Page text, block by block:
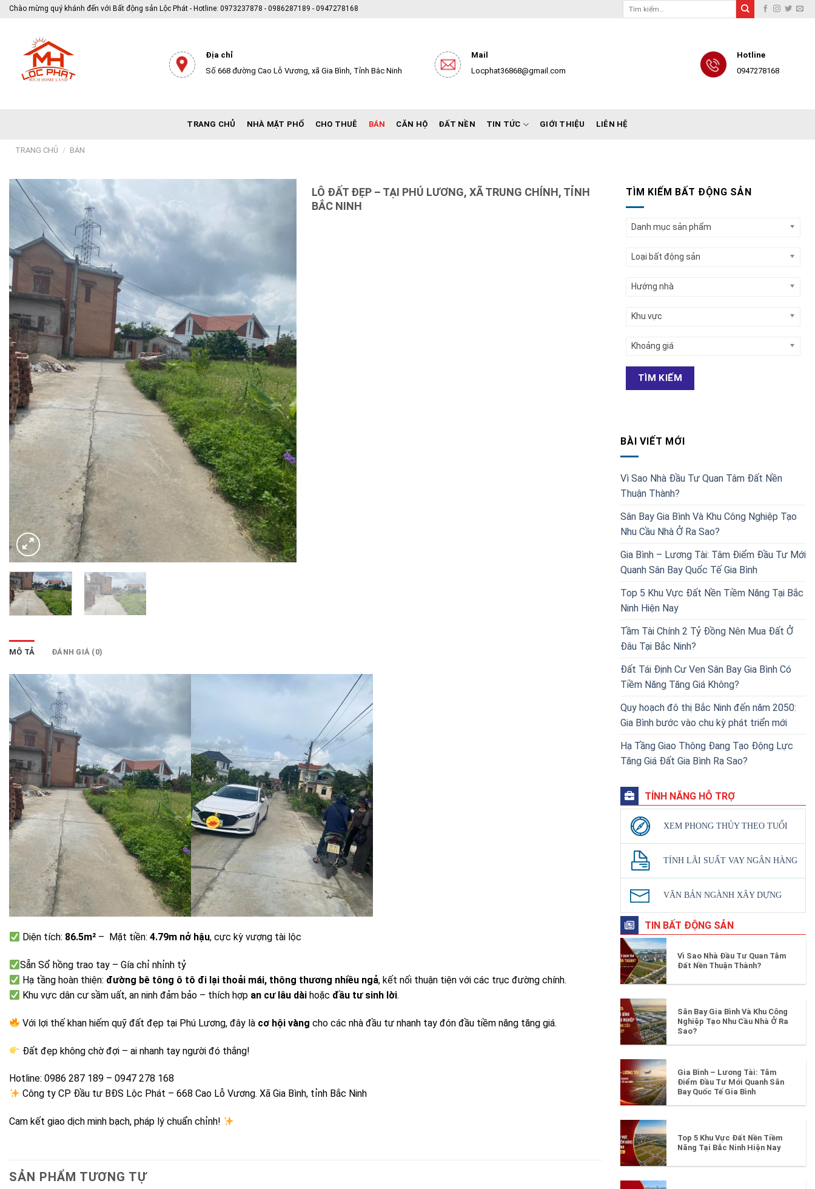
SkipChào mừng quý khánh đến với Bất động sản Lộc Phát - Hotline: 0973237878 - 0986287189 - 0947278168
Địa chỉ
Số 668 đường Cao Lỗ Vương, xã Gia Bình, Tỉnh Bắc Ninh
Mail
Locphat36868@gmail.com
Hotline
0947278168
TRANG CHỦ NHÀ MẶT PHỐ CHO THUÊ BÁN CĂN HỘ ĐẤT NỀN TIN TỨC GIỚI THIỆU LIÊN HỆ
TRANG CHỦ / BÁN
LÔ ĐẤT ĐẸP – TẠI PHÚ LƯƠNG, XÃ TRUNG CHÍNH, TỈNH
BẮC NINH
MÔ TẢ ĐÁNH GIÁ (0)
Diện tích: 86.5m² – Mặt tiền:4.79m nở hậu, cực kỳ vượng tài lộc
Sẵn Sổ hồng trao tay – Gía chỉ nhỉnh tỷ
Hạ tầng hoàn thiện: đường bê tông ô tô đi lại thoải mái, thông thương nhiều ngả, kết nối thuận tiện với các trục đường chính.
Khu vực dân cư sầm uất, an ninh đảm bảo – thích hợp an cư lâu dài hoặc đầu tư sinh lời.
Với lợi thế khan hiếm quỹ đất đẹp tại Phú Lương, đây là cơ hội vàng cho các nhà đầu tư nhanh tay đón đầu tiềm năng tăng giá.
Đất đẹp không chờ đợi – ai nhanh tay người đó thắng!
Hotline: 0986 287 189 – 0947 278 168
Công ty CP Đầu tư BĐS Lộc Phát – 668 Cao Lỗ Vương. Xã Gia Bình, tỉnh Bắc Ninh
Cam kết giao dịch minh bạch, pháp lý chuẩn chỉnh!
SẢN PHẨM TƯƠNG TỰ
TÌM KIẾM BẤT ĐỘNG SẢN
Danh mục sản phẩm
Loại bất động sản
Hướng nhà
Khu vực
Khoảng giá
TÌM KIẾM
BÀI VIẾT MỚI
Vì Sao Nhà Đầu Tư Quan Tâm Đất Nền
Thuận Thành?
Sân Bay Gia Bình Và Khu Công Nghiệp Tạo
Nhu Cầu Nhà Ở Ra Sao?
Gia Bình – Lương Tài: Tâm Điểm Đầu Tư Mới
Quanh Sân Bay Quốc Tế Gia Bình
Top 5 Khu Vực Đất Nền Tiềm Năng Tại Bắc
Ninh Hiện Nay
Tầm Tài Chính 2 Tỷ Đồng Nên Mua Đất Ở
Đâu Tại Bắc Ninh?
Đất Tái Định Cư Ven Sân Bay Gia Bình Có
Tiềm Năng Tăng Giá Không?
Quy hoạch đô thị Bắc Ninh đến năm 2050:
Gia Bình bước vào chu kỳ phát triển mới
Hạ Tầng Giao Thông Đang Tạo Động Lực
Tăng Giá Đất Gia Bình Ra Sao?
TÍNH NĂNG HỖ TRỢ
XEM PHONG THỦY THEO TUỔI
TÍNH LÃI SUẤT VAY NGÂN HÀNG
VĂN BẢN NGÀNH XÂY DỰNG
TIN BẤT ĐỘNG SẢN
Vì Sao Nhà Đầu Tư Quan Tâm
Đất Nền Thuận Thành?
Sân Bay Gia Bình Và Khu Công
Nghiệp Tạo Nhu Cầu Nhà Ở Ra
Sao?
Gia Bình – Lương Tài: Tâm
Điểm Đầu Tư Mới Quanh Sân
Bay Quốc Tế Gia Bình
Top 5 Khu Vực Đất Nền Tiềm
Năng Tại Bắc Ninh Hiện Nay